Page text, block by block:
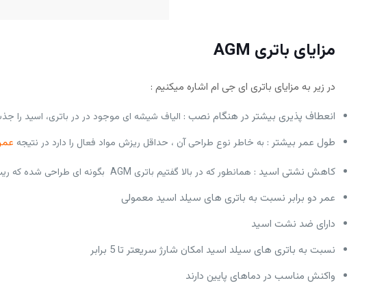
مزایای باتری AGM
در زیر به مزایای باتری ای جی ام اشاره میکنیم :
انعطاف پذیری بیشتر در هنگام نصب : الیاف شیشه ای موجود در در باتری، اسید
طول عمر بیشتر : به خاطر نوع طراحی آن ، حداقل ریزش مواد فعال را دارد در نتیجه
کاهش نشتی اسید : همانطور که در بالا گفتیم باتری AGM بگونه ای طراحی شده که ریسک نشتی باتری را کم میکند و کاملا آب بندی شده است. برای اطلاعات بیشتر میتوانید
عمر دو برابر نسبت به باتری های سیلد اسید معمولی
دارای ضد نشت اسید
نسبت به باتری های سیلد اسید امکان شارژ سریعتر تا 5 برابر
واکنش مناسب در دماهای پایین دارند